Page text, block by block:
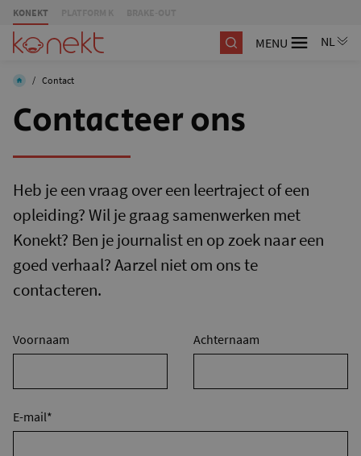
KONEKT
MENU
/ Contact
Contacteer ons
Heb je een vraag over een leertraject of een
opleiding? Wil je graag samenwerken met
Konekt? Ben je journalist en op zoek naar een
goed verhaal? Aarzel niet om ons te
contacteren.
Voornaam Achternaam
E-mail*